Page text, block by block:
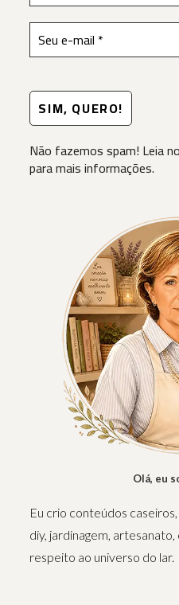
Não fazemos spam! Leia
para mais informações.
Olá, eu
Eu crio conteúdos
diy, jardinagem,
respeito ao universo do lar.